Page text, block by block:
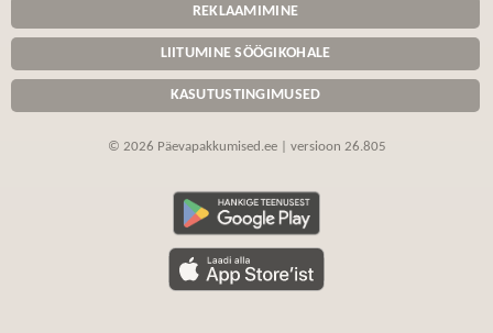
REKLAAMIMINE
LIITUMINE SÖÖGIKOHALE
KASUTUSTINGIMUSED
© 2026 Päevapakkumised.ee | versioon 26.805